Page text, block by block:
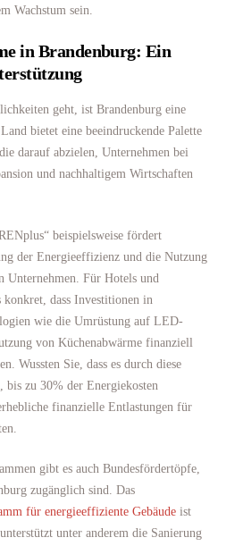
Wachstum sein.
in Brandenburg: Ein
geht, ist Brandenburg eine
bietet eine beeindruckende Palette
darauf abzielen, Unternehmen bei
und nachhaltigem Wirtschaften
beispielsweise fördert
der Energieeffizienz und die Nutzung
Unternehmen. Für Hotels und
konkret, dass Investitionen in
wie die Umrüstung auf LED-
von Küchenabwärme finanziell
Wussten Sie, dass es durch diese
bis zu 30% der Energiekosten
finanzielle Entlastungen für
gibt es auch Bundesfördertöpfe,
zugänglich sind. Das
für energieeffiziente Gebäude ist
unter anderem die Sanierung